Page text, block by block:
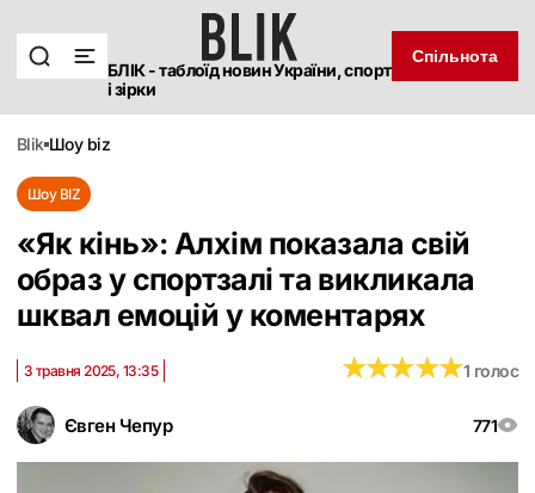
БЛІК - таблоїд новин України, спорт
і зірки
Спільнота
blik шоу biz
Шоу BIZ
«Як кінь»: Алхім показала свій
образ у спортзалі та викликала
шквал емоцій у коментарях
Євген Чепур 771
3 травня 2025, 13:35 ★★★★★
★★★★★1 голос